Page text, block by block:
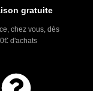
gratuite
chez vous, dès
d'achats